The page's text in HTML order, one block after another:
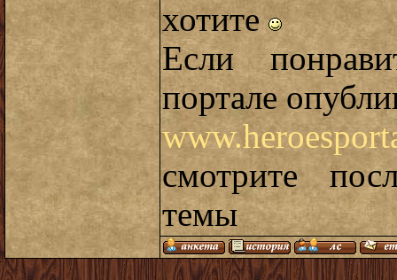
хотите
Если
портале
смотрите
темы